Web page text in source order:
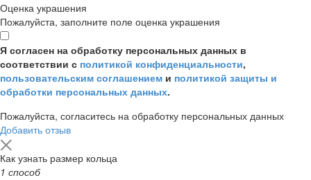
Оценка украшения
Пожалуйста, заполните поле оценка украшения
Я согласен на обработку персональных данных в
соответствии с политикой конфиденциальности,
пользовательским соглашением и политикой защиты и
обработки персональных данных.
Пожалуйста, согласитесь на обработку персональных данных
Добавить отзыв
Как узнать размер кольца
1 способ